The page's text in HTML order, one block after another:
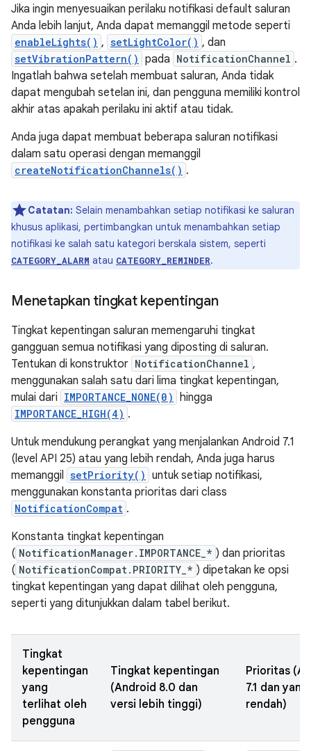
Jika ingin menyesuaikan perilaku notifikasi default saluran
Anda lebih lanjut, Anda dapat memanggil metode seperti
enableLights() , setLightColor() , dan
setVibrationPattern() pada NotificationChannel .
Ingatlah bahwa setelah membuat saluran, Anda tidak
dapat mengubah setelan ini, dan pengguna memiliki kontrol
akhir atas apakah perilaku ini aktif atau tidak.
Anda juga dapat membuat beberapa saluran notifikasi
dalam satu operasi dengan memanggil
createNotificationChannels() .
Catatan: Selain menambahkan setiap notifikasi ke saluran
khusus aplikasi, pertimbangkan untuk menambahkan setiap
notifikasi ke salah satu kategori berskala sistem, seperti
CATEGORY_ALARM atau CATEGORY_REMINDER.
Menetapkan tingkat kepentingan
Tingkat kepentingan saluran memengaruhi tingkat
gangguan semua notifikasi yang diposting di saluran.
Tentukan di konstruktor NotificationChannel ,
menggunakan salah satu dari lima tingkat kepentingan,
mulai dari IMPORTANCE_NONE(0) hingga
IMPORTANCE_HIGH(4) .
Untuk mendukung perangkat yang menjalankan Android 7.1
(level API 25) atau yang lebih rendah, Anda juga harus
memanggil setPriority() untuk setiap notifikasi,
menggunakan konstanta prioritas dari class
NotificationCompat .
Konstanta tingkat kepentingan
( NotificationManager.IMPORTANCE_* ) dan prioritas
( NotificationCompat.PRIORITY_* ) dipetakan ke opsi
tingkat kepentingan yang dapat dilihat oleh pengguna,
seperti yang ditunjukkan dalam tabel berikut.
Tingkat
kepentingan
yang
terlihat oleh
pengguna
Tingkat kepentingan
(Android 8.0 dan
versi lebih tinggi)
Prioritas
7.1 dan
rendah)